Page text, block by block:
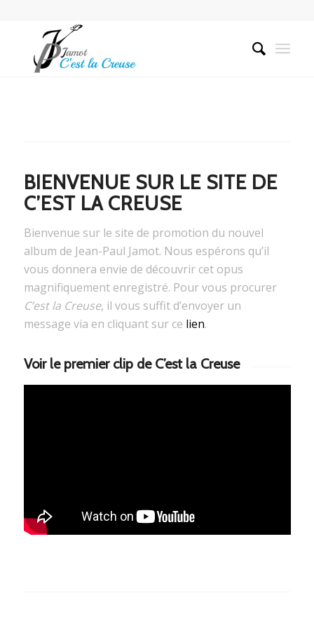
BIENVENUE SUR LE SITE DE
C’EST LA CREUSE
Bienvenue sur le site de promotion du nouvel
album de Jean-Paul Jamot. Nous espérons qu’il
vous donnera envie de découvrir cet opus
magnifiquement enregistré. Pour vous procurer
C’est la Creuse, il vous suffit d’envoyer un
message via en cliquant sur ce lien.
Voir le premier clip de C’est la Creuse